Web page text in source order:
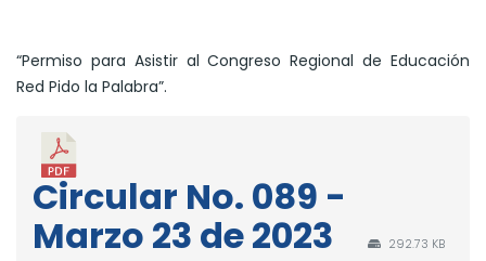
“Permiso para Asistir al Congreso Regional de Educación
Red Pido la Palabra”.
Circular No. 089 -
Marzo 23 de 2023
292.73 KB